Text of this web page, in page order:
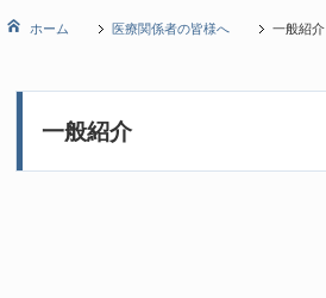
ホーム 医療関係者の皆様へ 一般紹介
一般紹介